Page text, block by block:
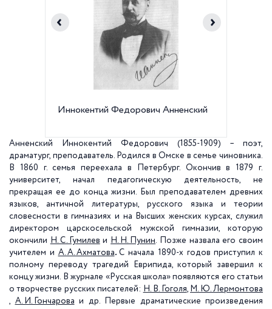
Иннокентий Федорович Анненский
Анненский Иннокентий Федорович (1855-1909) – поэт,
драматург, преподаватель. Родился в Омске в семье чиновника.
В 1860 г. семья переехала в Петербург. Окончив в 1879 г.
университет, начал педагогическую деятельность, не
прекращая ее до конца жизни. Был преподавателем древних
языков, античной литературы, русского языка и теории
словесности в гимназиях и на Высших женских курсах, служил
директором царскосельской мужской гимназии, которую
окончили Н. С. Гумилев и Н. Н. Пунин. Позже назвала его своим
учителем и А. А. Ахматова.С начала 1890-х годов приступил к
полному переводу трагедий Еврипида, который завершил к
концу жизни. В журнале «Русская школа» появляются его статьи
о творчестве русских писателей: Н. В. Гоголя, М. Ю. Лермонтова
, А. И. Гончарова и др. Первые драматические произведения